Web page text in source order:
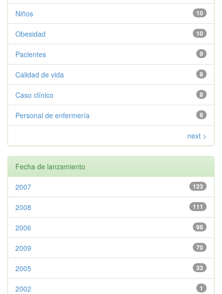
10
Niños
10
Obesidad
9
Pacientes
8
Calidad de vida
8
Caso clínico
8
Personal de enfermería
next >
Fecha de lanzamiento
123
2007
111
2008
98
2006
70
2009
33
2005
1
2002